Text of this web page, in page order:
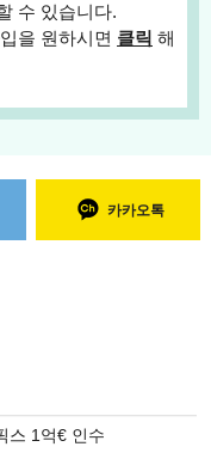
수 있습니다.
을 원하시면 클릭 해
카카오톡
스 1억€ 인수